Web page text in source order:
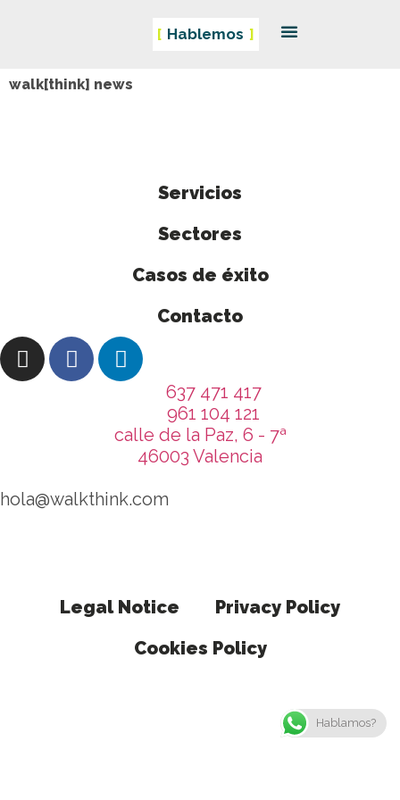
Hablemos
walk[think] news
Servicios
Sectores
Casos de éxito
Contacto
637 471 417
961 104 121
calle de la Paz, 6 - 7ª
46003 Valencia
hola@walkthink.com
Legal Notice
Privacy Policy
Cookies Policy
Hablamos?